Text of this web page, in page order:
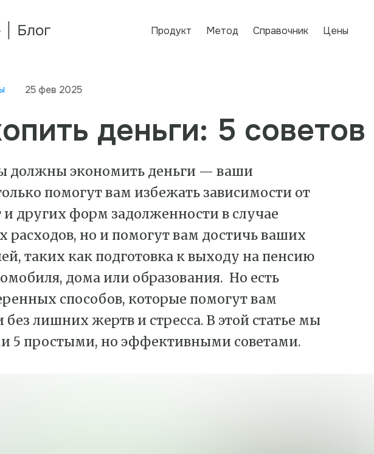
Продукт Метод Справочник Цены
25 фев 2025
деньги: 5 советов
должны экономить деньги — ваши
помогут вам избежать зависимости от
других форм задолженности в случае
расходов, но и помогут вам достичь ваших
таких как подготовка к выходу на пенсию
дома или образования. Но есть
способов, которые помогут вам
без лишних жертв и стресса. В этой статье мы
5 простыми, но эффективными советами.